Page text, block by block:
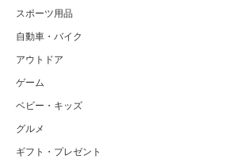
スポーツ用品
自動車・バイク
アウトドア
ゲーム
ベビー・キッズ
グルメ
ギフト・プレゼント